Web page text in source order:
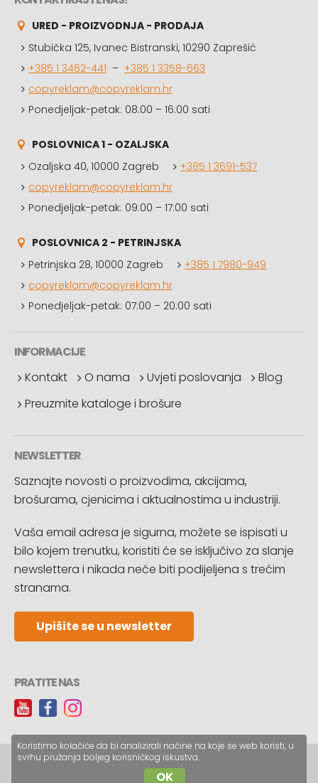
URED - PROIZVODNJA - PRODAJA
Stubička 125, Ivanec Bistranski, 10290 Zaprešić
+385 1 3462-441 – +385 1 3358-663
copyreklam@copyreklam.hr
Ponedjeljak-petak: 08:00 – 16:00 sati
POSLOVNICA 1 - OZALJSKA
Ozaljska 40, 10000 Zagreb
+385 1 3691-537
copyreklam@copyreklam.hr
Ponedjeljak-petak: 09:00 – 17:00 sati
POSLOVNICA 2 - PETRINJSKA
Petrinjska 28, 10000 Zagreb
+385 1 7980-949
copyreklam@copyreklam.hr
Ponedjeljak-petak: 07:00 – 20:00 sati
INFORMACIJE
Kontakt
O nama Uvjeti poslovanja
Blog
Preuzmite kataloge i brošure
NEWSLETTER
Saznajte novosti o proizvodima, akcijama,
brošurama, cjenicima i aktualnostima u industriji.
Vaša email adresa je sigurna, možete se ispisati u
bilo kojem trenutku, koristiti će se isključivo za slanje
newslettera i nikada neće biti podijeljena s trećim
stranama.
Upišite se u newsletter
PRATITE NAS
Copyright © CopyReklam d.o.o.
Koristimo kolačiće da bi analizirali načine na koje se web koristi, u
svrhu pružanja boljeg korisničkog iskustva.
OK